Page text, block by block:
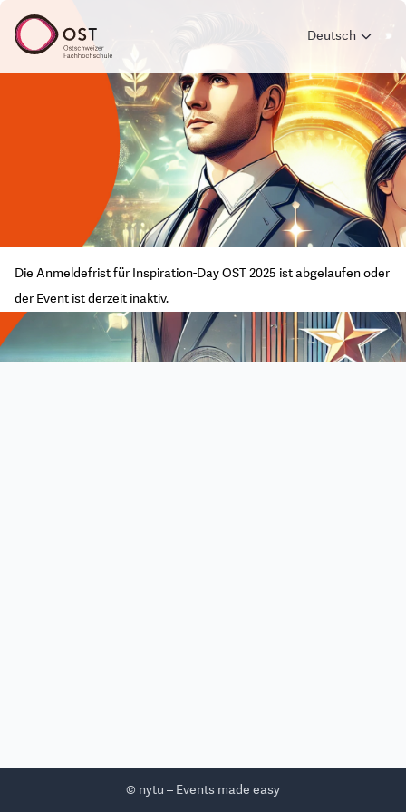
Deutsch
Die Anmeldefrist für Inspiration-Day OST 2025 ist abgelaufen oder
der Event ist derzeit inaktiv.
© nytu – Events made easy